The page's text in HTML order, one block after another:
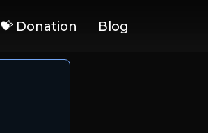
💝 Donation Blog